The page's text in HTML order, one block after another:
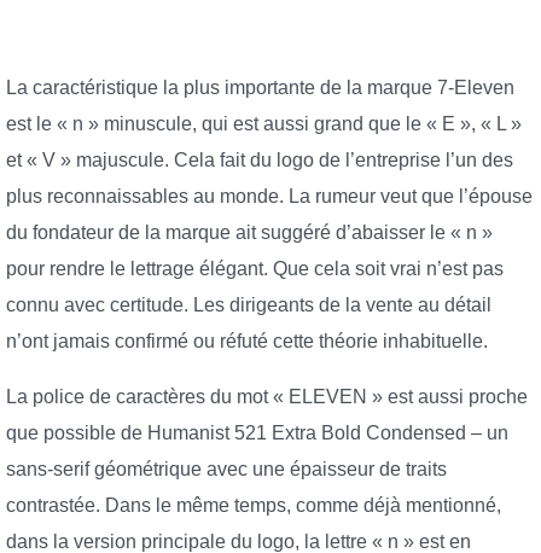
La caractéristique la plus importante de la marque 7-Eleven
est le « n » minuscule, qui est aussi grand que le « E », « L »
et « V » majuscule. Cela fait du logo de l’entreprise l’un des
plus reconnaissables au monde. La rumeur veut que l’épouse
du fondateur de la marque ait suggéré d’abaisser le « n »
pour rendre le lettrage élégant. Que cela soit vrai n’est pas
connu avec certitude. Les dirigeants de la vente au détail
n’ont jamais confirmé ou réfuté cette théorie inhabituelle.
La police de caractères du mot « ELEVEN » est aussi proche
que possible de Humanist 521 Extra Bold Condensed – un
sans-serif géométrique avec une épaisseur de traits
contrastée. Dans le même temps, comme déjà mentionné,
dans la version principale du logo, la lettre « n » est en